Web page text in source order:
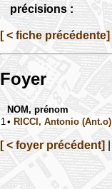
précisions :
[ < fiche précédente]
Foyer
NOM, prénom
1 • RICCI, Antonio (Ant.o)
[ < foyer précédent]